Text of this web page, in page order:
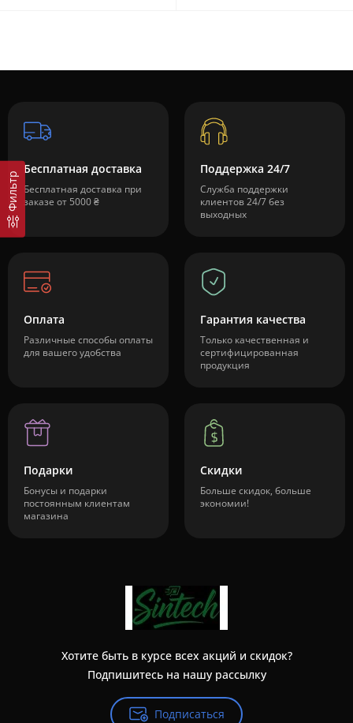
Фильтр
Бесплатная доставка
Бесплатная доставка при
заказе от 5000 ₴
Поддержка 24/7
Служба поддержки
клиентов 24/7 без
выходных
Оплата
Различные способы оплаты
для вашего удобства
Гарантия качества
Только качественная и
сертифицированная
продукция
Подарки
Бонусы и подарки
постоянным клиентам
магазина
Скидки
Больше скидок, больше
экономии!
Хотите быть в курсе всех акций и скидок?
Подпишитесь на нашу рассылку
Подписаться